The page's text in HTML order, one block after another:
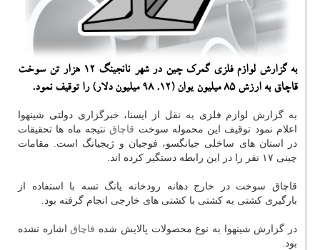
به گزارش لوازم فلزی گمرك چین در شهر نانجینگ ۱۲ هزار تن سوخت
قاچاق به ارزش ۸۵ میلیون یوان (۱۲. ۹۸ میلیون دلار) را توقیف نمود.
به گزارش لوازم فلزی به نقل از ایسنا، خبرگزاری دولتی شینهوا
اعلام نمود توقیف این محموله سوخت قاچاقنتیجه ماه ها تحقیقات
در استان های ساخلی جیانگسو، فوجیان و ژیجیانگ است. مقامات
چینی ۱۷ نفر را در این رابطه دستگیر كرده اند.
قاچاق سوخت در خارج دهانه رودخانه یانگ تسه با استفاده از
بارگیری كشتی به كشتی با كشتی های خارجی انجام گرفته بود.
در گزارش شینهوا به نوع محصولات پالایش شده قاچاقاشاره نشده
بود.